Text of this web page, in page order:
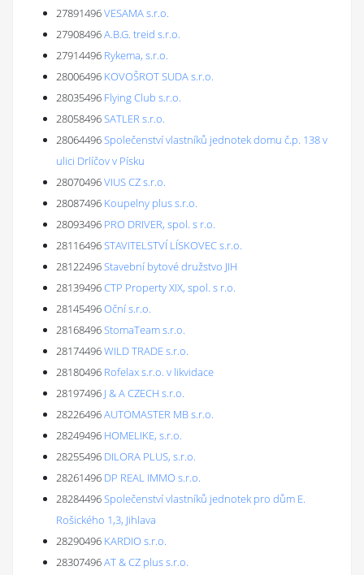
27891496VESAMA s.r.o.
27908496A.B.G. treid s.r.o.
27914496 Rykema, s.r.o.
28006496 KOVOŠROT SUDA s.r.o.
28035496 Flying Club s.r.o.
28058496SATLER s.r.o.
28064496Společenství vlastníků jednotek domu č.p. 138 v
ulici Drlíčov v Písku
28070496VIUS CZ s.r.o.
28087496 Koupelny plus s.r.o.
28093496 PRO DRIVER, spol. s r.o.
28116496STAVITELSTVÍ LÍSKOVEC s.r.o.
28122496Stavební bytové družstvo JIH
28139496CTP Property XIX, spol. s r.o.
28145496Oční s.r.o.
28168496StomaTeam s.r.o.
28174496WILD TRADE s.r.o.
28180496 Rofelax s.r.o. v likvidace
28197496 J & A CZECH s.r.o.
28226496AUTOMASTER MB s.r.o.
28249496 HOMELIKE, s.r.o.
28255496 DILORA PLUS, s.r.o.
28261496 DP REAL IMMO s.r.o.
28284496Společenství vlastníků jednotek pro dům E.
Rošického 1,3, Jihlava
28290496 KARDIO s.r.o.
28307496AT & CZ plus s.r.o.